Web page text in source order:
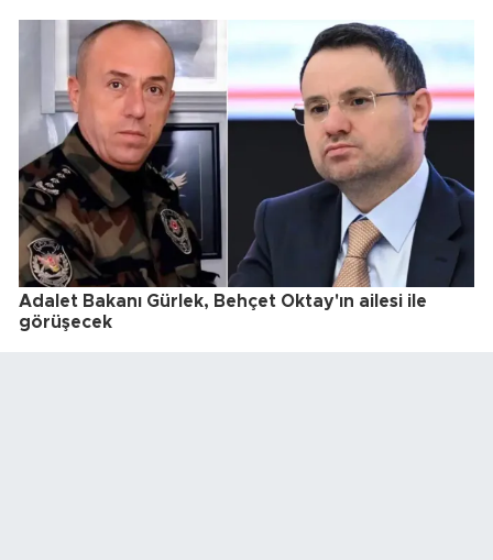
Adalet Bakanı Gürlek, Behçet Oktay'ın ailesi ile
görüşecek